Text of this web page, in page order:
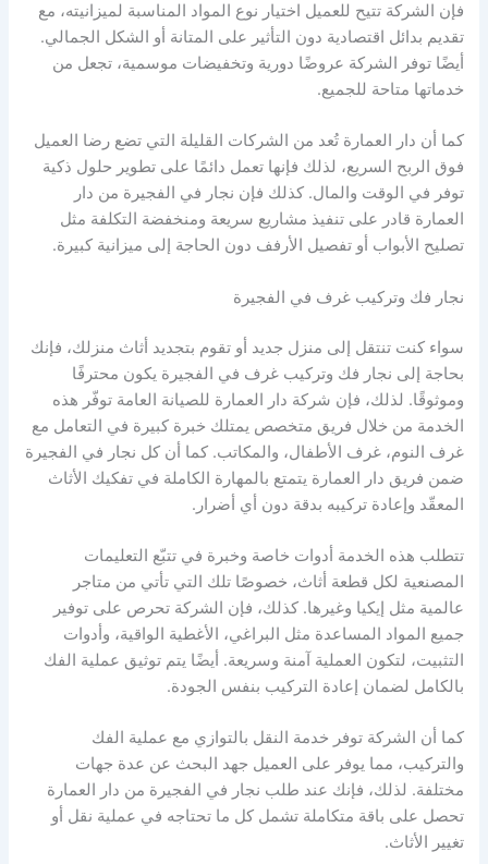
فإن الشركة تتيح للعميل اختيار نوع المواد المناسبة لميزانيته، مع
تقديم بدائل اقتصادية دون التأثير على المتانة أو الشكل الجمالي.
أيضًا توفر الشركة عروضًا دورية وتخفيضات موسمية، تجعل من
خدماتها متاحة للجميع.
كما أن دار العمارة تُعد من الشركات القليلة التي تضع رضا العميل
فوق الربح السريع، لذلك فإنها تعمل دائمًا على تطوير حلول ذكية
توفر في الوقت والمال. كذلك فإن نجار في الفجيرة من دار
العمارة قادر على تنفيذ مشاريع سريعة ومنخفضة التكلفة مثل
تصليح الأبواب أو تفصيل الأرفف دون الحاجة إلى ميزانية كبيرة.
نجار فك وتركيب غرف في الفجيرة
سواء كنت تنتقل إلى منزل جديد أو تقوم بتجديد أثاث منزلك، فإنك
بحاجة إلى نجار فك وتركيب غرف في الفجيرة يكون محترفًا
وموثوقًا. لذلك، فإن شركة دار العمارة للصيانة العامة توفّر هذه
الخدمة من خلال فريق متخصص يمتلك خبرة كبيرة في التعامل مع
غرف النوم، غرف الأطفال، والمكاتب. كما أن كل نجار في الفجيرة
ضمن فريق دار العمارة يتمتع بالمهارة الكاملة في تفكيك الأثاث
المعقّد وإعادة تركيبه بدقة دون أي أضرار.
تتطلب هذه الخدمة أدوات خاصة وخبرة في تتبّع التعليمات
المصنعية لكل قطعة أثاث، خصوصًا تلك التي تأتي من متاجر
عالمية مثل إيكيا وغيرها. كذلك، فإن الشركة تحرص على توفير
جميع المواد المساعدة مثل البراغي، الأغطية الواقية، وأدوات
التثبيت، لتكون العملية آمنة وسريعة. أيضًا يتم توثيق عملية الفك
بالكامل لضمان إعادة التركيب بنفس الجودة.
كما أن الشركة توفر خدمة النقل بالتوازي مع عملية الفك
والتركيب، مما يوفر على العميل جهد البحث عن عدة جهات
مختلفة. لذلك، فإنك عند طلب نجار في الفجيرة من دار العمارة
تحصل على باقة متكاملة تشمل كل ما تحتاجه في عملية نقل أو
تغيير الأثاث.